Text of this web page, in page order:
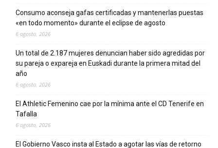
Consumo aconseja gafas certificadas y mantenerlas puestas
«en todo momento» durante el eclipse de agosto
6 agosto, 2026
Un total de 2.187 mujeres denuncian haber sido agredidas por
su pareja o expareja en Euskadi durante la primera mitad del
año
6 agosto, 2026
El Athletic Femenino cae por la mínima ante el CD Tenerife en
Tafalla
6 agosto, 2026
El Gobierno Vasco insta al Estado a agotar las vías de retorno